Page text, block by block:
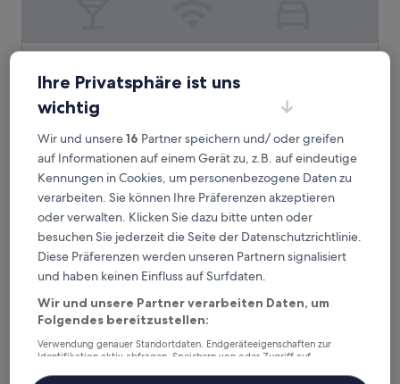
3.0-
Sterne-
0,5 km von Straßenbahnhaltestelle Inowłodzka 04 entfernt
von
10,
Sehr
gut,
Bewertungen)
8,0/10
Der
Preis
beträgt
71 €
inkl. Steuern & Gebühren
9. Aug.–10. Aug.
Moxy Warsaw Praga
Ihre Privatsphäre ist uns
wichtig
Wir und unsere16 Partner speichern und/ oder greifen
auf Informationen auf einem Gerät zu, z.B. auf eindeutige
Kennungen in Cookies, um personenbezogene Daten zu
verarbeiten. Sie können Ihre Präferenzen akzeptieren
oder verwalten. Klicken Sie dazu bitte unten oder
besuchen Sie jederzeit die Seite der Datenschutzrichtlinie.
Diese Präferenzen werden unseren Partnern signalisiert
und haben keinen Einfluss auf Surfdaten.
Wir und unsere Partner verarbeiten Daten, um
Folgendes bereitzustellen:
Verwendung genauer Standortdaten. Endgeräteeigenschaften zur
Identifikation aktiv abfragen. Speichern von oder Zugriff auf
Inhalte, Messung von Werbeleistung und der Performance von Inhalten,